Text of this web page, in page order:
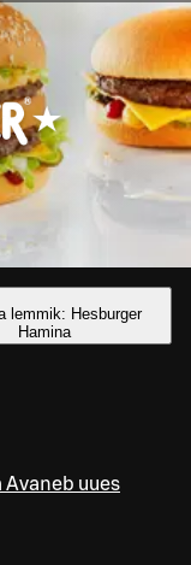
lemmik: Hesburger
Hamina
Avaneb uues